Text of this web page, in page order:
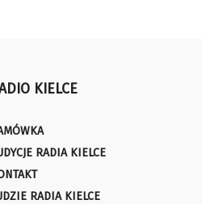
KIELCE
RADIA KIELCE
RADIA KIELCE